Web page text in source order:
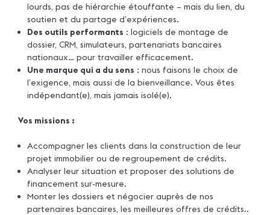
lourds, pas de hiérarchie étouffante – mais du lien, du
soutien et du partage d’expériences.
Des outils performants : logiciels de montage de
dossier, CRM, simulateurs, partenariats bancaires
nationaux… pour travailler efficacement.
Une marque qui a du sens : nous faisons le choix de
l’exigence, mais aussi de la bienveillance. Vous êtes
indépendant(e), mais jamais isolé(e).
Vos missions :
Accompagner les clients dans la construction de leur
projet immobilier ou de regroupement de crédits.
Analyser leur situation et proposer des solutions de
financement sur-mesure.
Monter les dossiers et négocier auprès de nos
partenaires bancaires, les meilleures offres de crédits..